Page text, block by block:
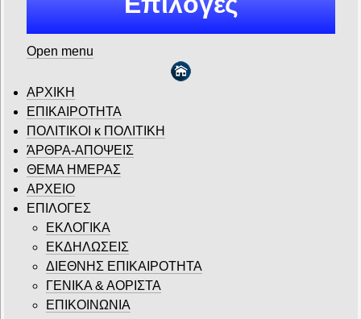
Open menu
ΑΡΧΙΚΗ
ΕΠΙΚΑΙΡΟΤΗΤΑ
ΠΟΛΙΤΙΚΟΙ κ ΠΟΛΙΤΙΚΗ
ΆΡΘΡΑ-ΑΠΟΨΕΙΣ
ΘΕΜΑ ΗΜΕΡΑΣ
ΑΡΧΕΙΟ
ΕΠΙΛΟΓΕΣ
ΕΚΛΟΓΙΚΑ
ΕΚΔΗΛΩΣΕΙΣ
ΔΙΕΘΝΗΣ ΕΠΙΚΑΙΡΟΤΗΤΑ
ΓΕΝΙΚΑ & ΑΟΡΙΣΤΑ
ΕΠΙΚΟΙΝΩΝΙΑ